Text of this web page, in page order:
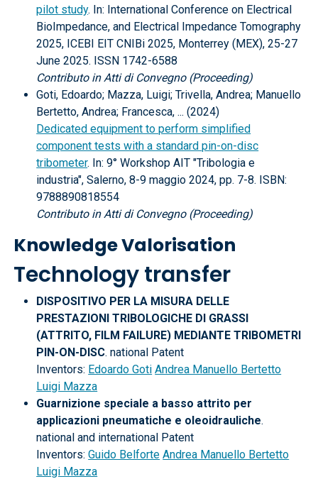
pilot study. In: International Conference on Electrical
BioImpedance, and Electrical Impedance Tomography
2025, ICEBI EIT CNIBi 2025, Monterrey (MEX), 25-27
June 2025. ISSN 1742-6588
Contributo in Atti di Convegno (Proceeding)
Goti, Edoardo; Mazza, Luigi; Trivella, Andrea; Manuello
Bertetto, Andrea; Francesca, ... (2024)
Dedicated equipment to perform simplified
component tests with a standard pin-on-disc
tribometer. In: 9° Workshop AIT "Tribologia e
industria", Salerno, 8-9 maggio 2024, pp. 7-8. ISBN:
9788890818554
Contributo in Atti di Convegno (Proceeding)
Knowledge Valorisation
Technology transfer
DISPOSITIVO PER LA MISURA DELLE
PRESTAZIONI TRIBOLOGICHE DI GRASSI
(ATTRITO, FILM FAILURE) MEDIANTE TRIBOMETRI
PIN-ON-DISC. national Patent
Inventors: Edoardo Goti Andrea Manuello Bertetto
Luigi Mazza
Guarnizione speciale a basso attrito per
applicazioni pneumatiche e oleoidrauliche.
national and international Patent
Inventors: Guido Belforte Andrea Manuello Bertetto
Luigi Mazza